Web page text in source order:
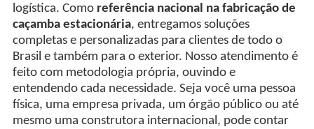
logística. Como referência nacional na fabricação de
caçamba estacionária, entregamos soluções
completas e personalizadas para clientes de todo o
Brasil e também para o exterior. Nosso atendimento é
feito com metodologia própria, ouvindo e
entendendo cada necessidade. Seja você uma pessoa
física, uma empresa privada, um órgão público ou até
mesmo uma construtora internacional, pode contar